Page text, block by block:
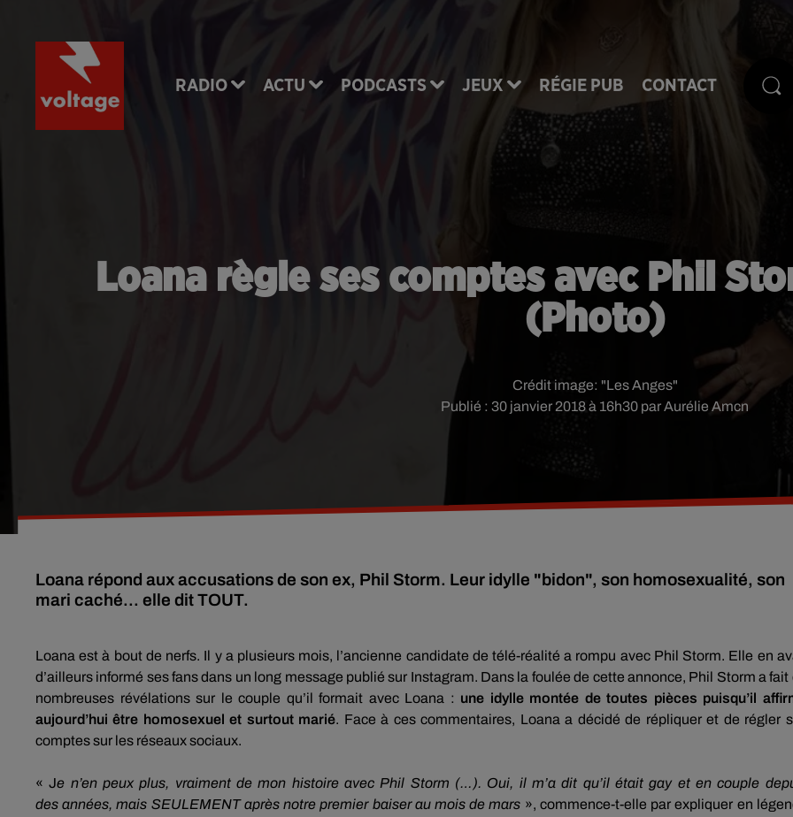
RADIO ACTU PODCASTS JEUX RÉGIE PUB CONTACT
Loana règle ses comptes avec Phil
(Photo)
Publié : 30 janvier 2018 à 16h30 par Aurélie Amcn
Crédit image: "Les Anges"
Loana répond aux accusations de son ex, Phil Storm. Leur idylle "bidon", son homosexualité, son
mari caché... elle dit TOUT.
Loana est à bout de nerfs. Il y a plusieurs mois, l’ancienne candidate de télé-réalité a rompu avec Phil Storm. Elle en
d’ailleurs informé ses fans dans un long message publié sur Instagram. Dans la foulée de cette annonce, Phil Storm a fait
nombreuses révélations sur le couple qu’il formait avec Loana : une idylle montée de toutes pièces puisqu’il
aujourd’hui être homosexuel et surtout marié. Face à ces commentaires, Loana a décidé de répliquer et de régler
comptes sur les réseaux sociaux.
« Je n’en peux plus, vraiment de mon histoire avec Phil Storm (…). Oui, il m’a dit qu’il était gay et en couple
des années, mais SEULEMENT après notre premier baiser au mois de mars », commence-t-elle par expliquer en